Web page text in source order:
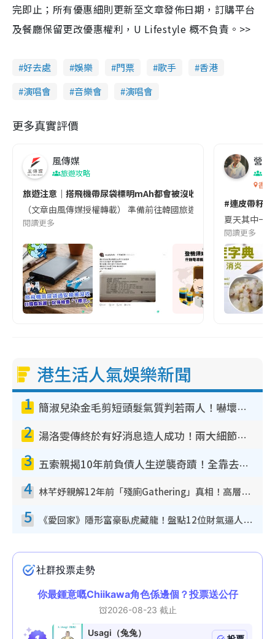
完即止；所有優惠細則更新至文章發佈日期，訂購平台
及餐廳保留更改優惠權利，U Lifestyle 概不負責。>>
好去處 娛樂 門票 歌手
香港
演唱會
音樂會 演唱會
更多真實評價
風傳媒
旅遊攻略
旅遊注意｜搭飛機帶尿袋標明mAh都會被沒收😱出發前切記檢查
（文章由風傳媒授權轉載） 準備前往韓國旅遊的民眾，近期要
閱讀更多
營養
香港
#連皮帶籽
夏天其中一
閱讀更多
港生活人氣娛樂新聞
1 簡淑兒染金毛剪短頭髮氣質判若兩人！嚇壞老公麥大力都認唔出：「你做咩事？」
2 湯洛雯傳終於有好消息造人成功！兩大細節曝孕味極濃惹猜測：大肚婆先會咁！
3 五索親揭10年前負債人生逆襲奇蹟！全靠去一地方轉運後即遇上馬先生
4 林芊妤親解12年前「殘廁Gathering」真相！高層解約一句話重創尊嚴至今拒返TVB
5 《愛回家》隱形富豪臥虎藏龍！盤點12位財氣逼人的有錢藝人：呢位靚女3億身家唔憂做